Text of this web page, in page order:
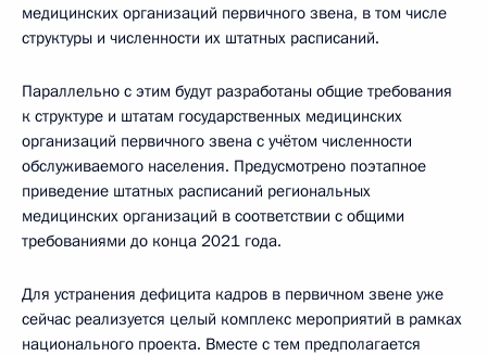
медицинских организаций первичного звена, в том числе
структуры и численности их штатных расписаний.
Параллельно с этим будут разработаны общие требования
к структуре и штатам государственных медицинских
организаций первичного звена с учётом численности
обслуживаемого населения. Предусмотрено поэтапное
приведение штатных расписаний региональных
медицинских организаций в соответствии с общими
требованиями до конца 2021 года.
Для устранения дефицита кадров в первичном звене уже
сейчас реализуется целый комплекс мероприятий в рамках
национального проекта. Вместе с тем предполагается